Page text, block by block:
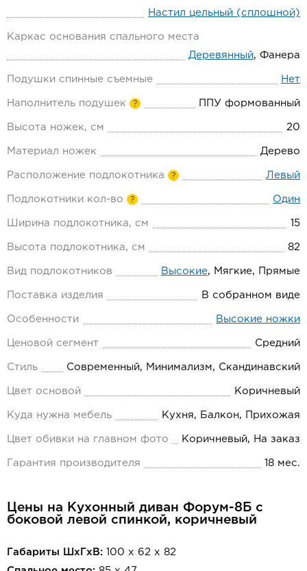
Настил цельный (сплошной)
Каркас основания спального места
Деревянный, Фанера
Подушки спинные съемные Нет
Наполнитель подушек ? ППУ формованный
Высота ножек, см 20
Материал ножек Дерево
Расположение подлокотника ? Левый
Подлокотники кол-во ? Один
Ширина подлокотника, см 15
Высота подлокотника, см 82
Вид подлокотников Высокие, Мягкие, Прямые
Поставка изделия В собранном виде
Особенности Высокие ножки
Ценовой сегмент Средний
Стиль Современный, Минимализм, Скандинавский
Цвет основой Коричневый
Куда нужна мебель Кухня, Балкон, Прихожая
Цвет обивки на главном фото Коричневый, На заказ
Гарантия производителя 18 мес.
Цены на Кухонный диван Форум-8Б с
боковой левой спинкой, коричневый
Габариты ШхГхВ: 100 х 62 х 82